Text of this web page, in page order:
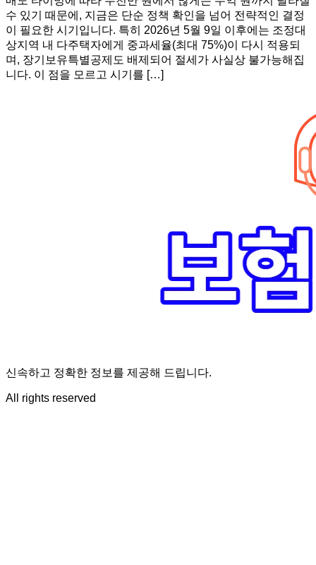
수 있기 때문에, 지금은 단순 정책 확인을 넘어 전략적인 결정
이 필요한 시기입니다. 특히 2026년 5월 9일 이후에는 조정대
상지역 내 다주택자에게 중과세율(최대 75%)이 다시 적용되
며, 장기보유특별공제도 배제되어 절세가 사실상 불가능해집
니다. 이 점을 모르고 시기를 […]
신속하고 정확한 정보를 제공해 드립니다.
All rights reserved